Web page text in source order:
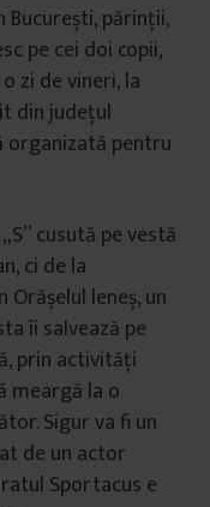
București, părinții,
pe cei doi copii,
zi de vineri, la
din județul
organizată pentru
cusută pe vestă
ci de la
leneș, un
îi salvează pe
prin activități
meargă la o
Sigur va fi un
de un actor
Sportacus e